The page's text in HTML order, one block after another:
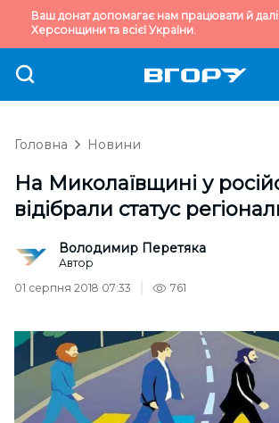
Ваш донат допомагає нам працювати й
Херсонщини та всієї України.
Головна Новини
На Миколаївщині у
відібрали статус
Володимир Перетяка
Автор
01 серпня 2018 07:33
761